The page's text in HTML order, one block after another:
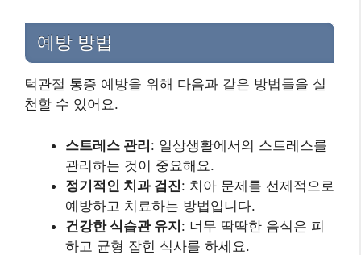
예방 방법
턱관절 통증 예방을 위해 다음과 같은 방법들을 실
천할 수 있어요.
스트레스 관리: 일상생활에서의 스트레스를
관리하는 것이 중요해요.
정기적인 치과 검진: 치아 문제를 선제적으로
예방하고 치료하는 방법입니다.
건강한 식습관 유지: 너무 딱딱한 음식은 피
하고 균형 잡힌 식사를 하세요.